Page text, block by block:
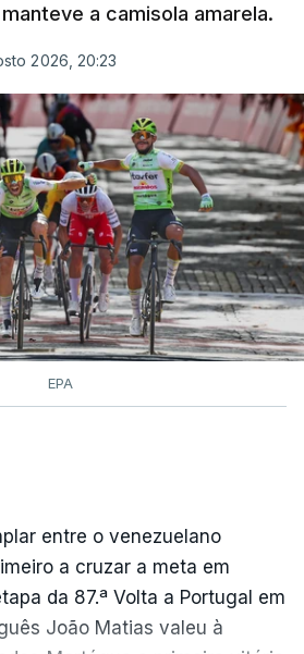
a camisola amarela.
2026, 20:23
EPA
entre o venezuelano
a cruzar a meta em
da 87.ª Volta a Portugal em
João Matias valeu à